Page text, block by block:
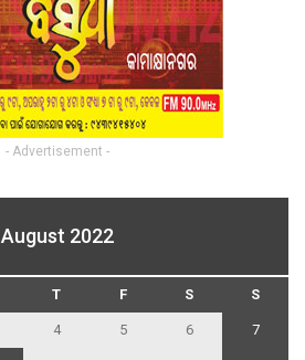
- Advertisement -
August 2022
T F S S
4 5 6 7